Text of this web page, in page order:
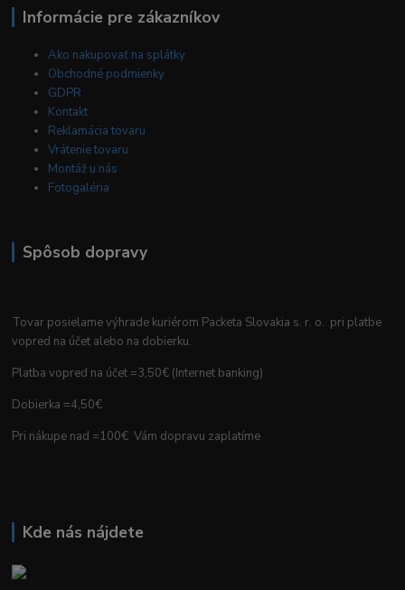
Informácie pre zákazníkov
Ako nakupovať na splátky
Obchodné podmienky
GDPR
Kontakt
Reklamácia tovaru
Vrátenie tovaru
Montáž u nás
Fotogaléria
Spôsob dopravy
Tovar posielame výhrade kuriérom Packeta Slovakia s. r. o. pri platbe
vopred na účet alebo na dobierku.
Platba vopred na účet =3,50€ (Internet banking)
Dobierka =4,50€
Pri nákupe nad =100€ Vám dopravu zaplatíme
Kde nás nájdete